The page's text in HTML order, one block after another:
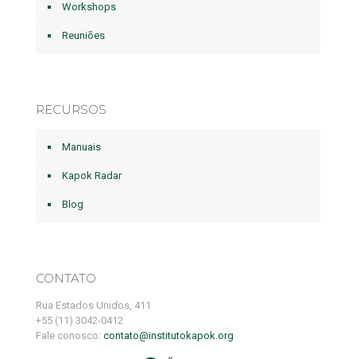
Workshops
Reuniões
RECURSOS
Manuais
Kapok Radar
Blog
CONTATO
Rua Estados Unidos, 411
+55 (11) 3042-0412
Fale conosco: contato@institutokapok.org